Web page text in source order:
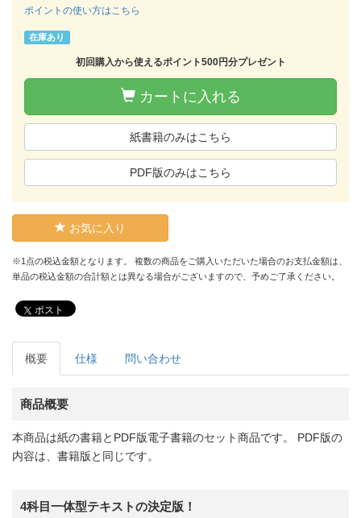
ポイントの使い方はこちら
在庫あり
初回購入から使えるポイント500円分プレゼント
カートに入れる
紙書籍のみはこちら
PDF版のみはこちら
お気に入り
※1点の税込金額となります。 複数の商品をご購入いただいた場合のお支払金額は、
単品の税込金額の合計額とは異なる場合がございますので、予めご了承ください。
ポスト
概要 仕様 問い合わせ
商品概要
本商品は紙の書籍とPDF版電子書籍のセット商品です。 PDF版の
内容は、書籍版と同じです。
4科目一体型テキストの決定版！